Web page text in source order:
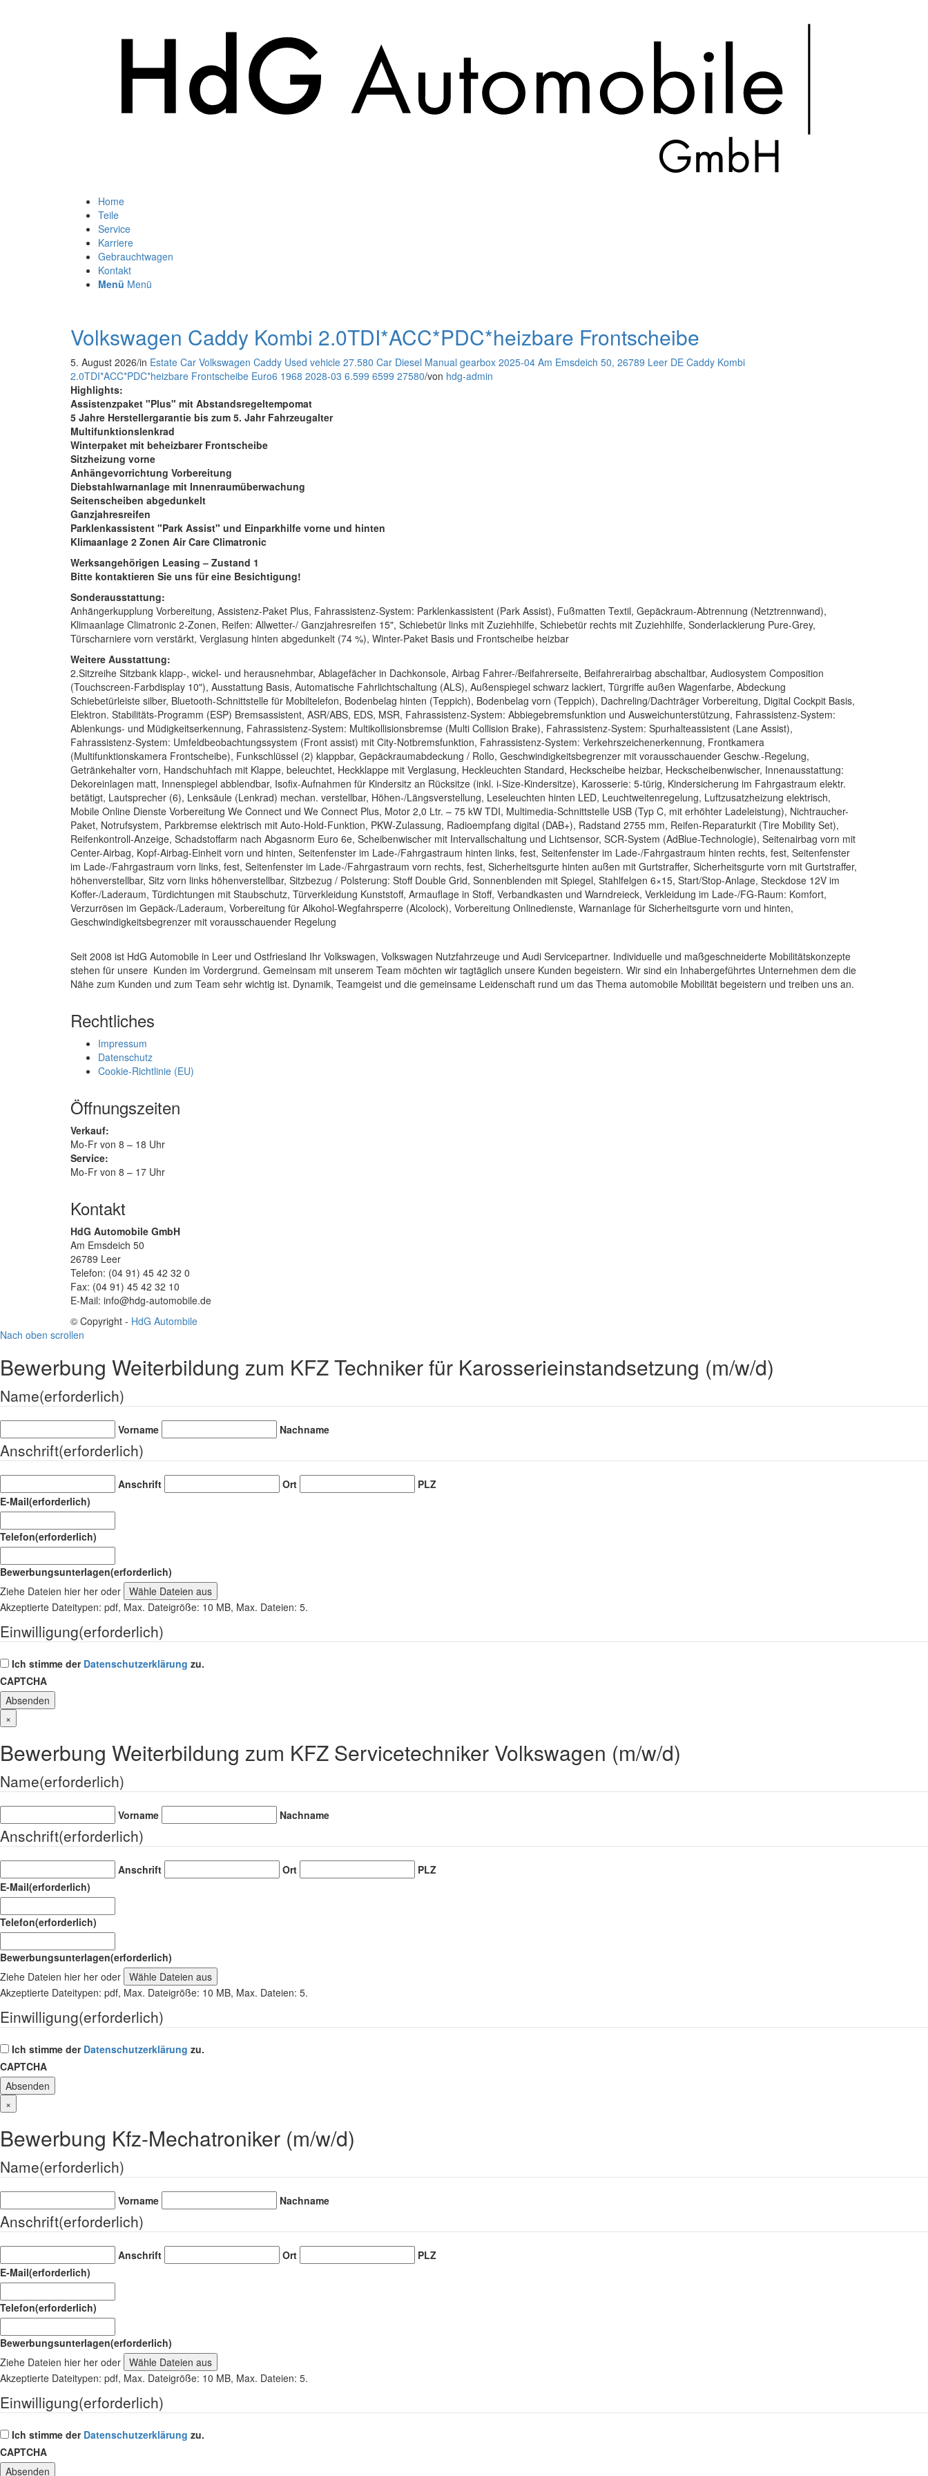
Home
Teile
Service
Karriere
Gebrauchtwagen
Kontakt
Menü Menü
Volkswagen Caddy Kombi 2.0TDI*ACC*PDC*heizbare Frontscheibe
5. August 2026/in Estate Car Volkswagen Caddy Used vehicle 27.580 Car Diesel Manual gearbox 2025-04 Am Emsdeich 50, 26789 Leer DE Caddy Kombi
2.0TDI*ACC*PDC*heizbare Frontscheibe Euro6 1968 2028-03 6.599 6599 27580/von hdg-admin
Highlights:
Assistenzpaket "Plus" mit Abstandsregeltempomat
5 Jahre Herstellergarantie bis zum 5. Jahr Fahrzeugalter
Multifunktionslenkrad
Winterpaket mit beheizbarer Frontscheibe
Sitzheizung vorne
Anhängevorrichtung Vorbereitung
Diebstahlwarnanlage mit Innenraumüberwachung
Seitenscheiben abgedunkelt
Ganzjahresreifen
Parklenkassistent "Park Assist" und Einparkhilfe vorne und hinten
Klimaanlage 2 Zonen Air Care Climatronic
Werksangehörigen Leasing – Zustand 1
Bitte kontaktieren Sie uns für eine Besichtigung!
Sonderausstattung:
Anhängerkupplung Vorbereitung, Assistenz-Paket Plus, Fahrassistenz-System: Parklenkassistent (Park Assist), Fußmatten Textil, Gepäckraum-Abtrennung (Netztrennwand),
Klimaanlage Climatronic 2-Zonen, Reifen: Allwetter-/ Ganzjahresreifen 15", Schiebetür links mit Zuziehhilfe, Schiebetür rechts mit Zuziehhilfe, Sonderlackierung Pure-Grey,
Türscharniere vorn verstärkt, Verglasung hinten abgedunkelt (74 %), Winter-Paket Basis und Frontscheibe heizbar
Weitere Ausstattung:
2.Sitzreihe Sitzbank klapp-, wickel- und herausnehmbar, Ablagefächer in Dachkonsole, Airbag Fahrer-/Beifahrerseite, Beifahrerairbag abschaltbar, Audiosystem Composition
(Touchscreen-Farbdisplay 10"), Ausstattung Basis, Automatische Fahrlichtschaltung (ALS), Außenspiegel schwarz lackiert, Türgriffe außen Wagenfarbe, Abdeckung
Schiebetürleiste silber, Bluetooth-Schnittstelle für Mobiltelefon, Bodenbelag hinten (Teppich), Bodenbelag vorn (Teppich), Dachreling/Dachträger Vorbereitung, Digital Cockpit Basis,
Elektron. Stabilitäts-Programm (ESP) Bremsassistent, ASR/ABS, EDS, MSR, Fahrassistenz-System: Abbiegebremsfunktion und Ausweichunterstützung, Fahrassistenz-System:
Ablenkungs- und Müdigkeitserkennung, Fahrassistenz-System: Multikollisionsbremse (Multi Collision Brake), Fahrassistenz-System: Spurhalteassistent (Lane Assist),
Fahrassistenz-System: Umfeldbeobachtungssystem (Front assist) mit City-Notbremsfunktion, Fahrassistenz-System: Verkehrszeichenerkennung, Frontkamera
(Multifunktionskamera Frontscheibe), Funkschlüssel (2) klappbar, Gepäckraumabdeckung / Rollo, Geschwindigkeitsbegrenzer mit vorausschauender Geschw.-Regelung,
Getränkehalter vorn, Handschuhfach mit Klappe, beleuchtet, Heckklappe mit Verglasung, Heckleuchten Standard, Heckscheibe heizbar, Heckscheibenwischer, Innenausstattung:
Dekoreinlagen matt, Innenspiegel abblendbar, Isofix-Aufnahmen für Kindersitz an Rücksitze (inkl. i-Size-Kindersitze), Karosserie: 5-türig, Kindersicherung im Fahrgastraum elektr.
betätigt, Lautsprecher (6), Lenksäule (Lenkrad) mechan. verstellbar, Höhen-/Längsverstellung, Leseleuchten hinten LED, Leuchtweitenregelung, Luftzusatzheizung elektrisch,
Mobile Online Dienste Vorbereitung We Connect und We Connect Plus, Motor 2,0 Ltr. – 75 kW TDI, Multimedia-Schnittstelle USB (Typ C, mit erhöhter Ladeleistung), Nichtraucher-
Paket, Notrufsystem, Parkbremse elektrisch mit Auto-Hold-Funktion, PKW-Zulassung, Radioempfang digital (DAB+), Radstand 2755 mm, Reifen-Reparaturkit (Tire Mobility Set),
Reifenkontroll-Anzeige, Schadstoffarm nach Abgasnorm Euro 6e, Scheibenwischer mit Intervallschaltung und Lichtsensor, SCR-System (AdBlue-Technologie), Seitenairbag vorn mit
Center-Airbag, Kopf-Airbag-Einheit vorn und hinten, Seitenfenster im Lade-/Fahrgastraum hinten links, fest, Seitenfenster im Lade-/Fahrgastraum hinten rechts, fest, Seitenfenster
im Lade-/Fahrgastraum vorn links, fest, Seitenfenster im Lade-/Fahrgastraum vorn rechts, fest, Sicherheitsgurte hinten außen mit Gurtstraffer, Sicherheitsgurte vorn mit Gurtstraffer,
höhenverstellbar, Sitz vorn links höhenverstellbar, Sitzbezug / Polsterung: Stoff Double Grid, Sonnenblenden mit Spiegel, Stahlfelgen 6×15, Start/Stop-Anlage, Steckdose 12V im
Koffer-/Laderaum, Türdichtungen mit Staubschutz, Türverkleidung Kunststoff, Armauflage in Stoff, Verbandkasten und Warndreieck, Verkleidung im Lade-/FG-Raum: Komfort,
Verzurrösen im Gepäck-/Laderaum, Vorbereitung für Alkohol-Wegfahrsperre (Alcolock), Vorbereitung Onlinedienste, Warnanlage für Sicherheitsgurte vorn und hinten,
Geschwindigkeitsbegrenzer mit vorausschauender Regelung
Seit 2008 ist HdG Automobile in Leer und Ostfriesland Ihr Volkswagen, Volkswagen Nutzfahrzeuge und Audi Servicepartner. Individuelle und maßgeschneiderte Mobilitätskonzepte
stehen für unsere Kunden im Vordergrund. Gemeinsam mit unserem Team möchten wir tagtäglich unsere Kunden begeistern. Wir sind ein Inhabergeführtes Unternehmen dem die
Nähe zum Kunden und zum Team sehr wichtig ist. Dynamik, Teamgeist und die gemeinsame Leidenschaft rund um das Thema automobile Mobilität begeistern und treiben uns an.
Rechtliches
Impressum
Datenschutz
Cookie-Richtlinie (EU)
Öffnungszeiten
Verkauf:
Mo-Fr von 8 – 18 Uhr
Service:
Mo-Fr von 8 – 17 Uhr
Kontakt
HdG Automobile GmbH
Am Emsdeich 50
26789 Leer
Telefon: (04 91) 45 42 32 0
Fax: (04 91) 45 42 32 10
E-Mail: info@hdg-automobile.de
© Copyright - HdG Autombile
Nach oben scrollen
Bewerbung Weiterbildung zum KFZ Techniker für Karosserieinstandsetzung (m/w/d)
Name(erforderlich)
Vorname Nachname
Anschrift(erforderlich)
Anschrift Ort
PLZ
E-Mail(erforderlich)
Telefon(erforderlich)
Bewerbungsunterlagen(erforderlich)
Ziehe Dateien hier her oder Wähle Dateien aus
Akzeptierte Dateitypen: pdf, Max. Dateigröße: 10 MB, Max. Dateien: 5.
Einwilligung(erforderlich)
Ich stimme der Datenschutzerklärung zu.
CAPTCHA
×
Bewerbung Weiterbildung zum KFZ Servicetechniker Volkswagen (m/w/d)
Name(erforderlich)
Vorname Nachname
Anschrift(erforderlich)
Anschrift Ort
PLZ
E-Mail(erforderlich)
Telefon(erforderlich)
Bewerbungsunterlagen(erforderlich)
Ziehe Dateien hier her oder Wähle Dateien aus
Akzeptierte Dateitypen: pdf, Max. Dateigröße: 10 MB, Max. Dateien: 5.
Einwilligung(erforderlich)
Ich stimme der Datenschutzerklärung zu.
CAPTCHA
×
Bewerbung Kfz-Mechatroniker (m/w/d)
Name(erforderlich)
Vorname Nachname
Anschrift(erforderlich)
Anschrift Ort
PLZ
E-Mail(erforderlich)
Telefon(erforderlich)
Bewerbungsunterlagen(erforderlich)
Ziehe Dateien hier her oder Wähle Dateien aus
Akzeptierte Dateitypen: pdf, Max. Dateigröße: 10 MB, Max. Dateien: 5.
Einwilligung(erforderlich)
Ich stimme der Datenschutzerklärung zu.
CAPTCHA